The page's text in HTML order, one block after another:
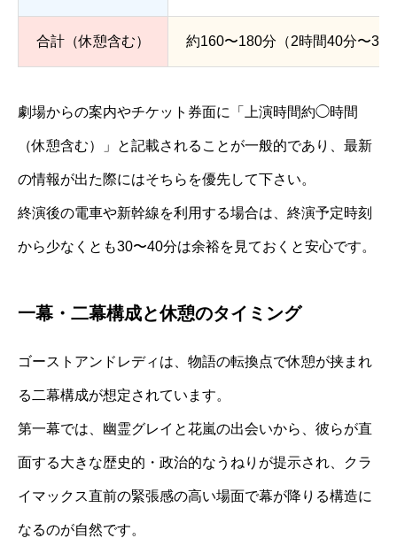
合計（休憩含む） 約160〜180分（2時間40分〜3時
劇場からの案内やチケット券面に「上演時間約◯時間
（休憩含む）」と記載されることが一般的であり、最新
の情報が出た際にはそちらを優先して下さい。
終演後の電車や新幹線を利用する場合は、終演予定時刻
から少なくとも30〜40分は余裕を見ておくと安心です。
一幕・二幕構成と休憩のタイミング
ゴーストアンドレディは、物語の転換点で休憩が挟まれ
る二幕構成が想定されています。
第一幕では、幽霊グレイと花嵐の出会いから、彼らが直
面する大きな歴史的・政治的なうねりが提示され、クラ
イマックス直前の緊張感の高い場面で幕が降りる構造に
なるのが自然です。